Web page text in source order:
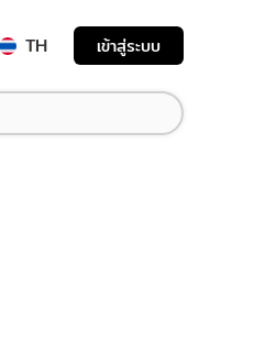
TH เข้าสู่ระบบ